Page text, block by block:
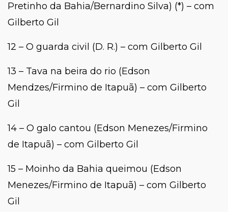
Pretinho da Bahia/Bernardino Silva) (*) – com
Gilberto Gil
12 – O guarda civil (D. R.) – com Gilberto Gil
13 – Tava na beira do rio (Edson
Mendzes/Firmino de Itapuã) – com Gilberto
Gil
14 – O galo cantou (Edson Menezes/Firmino
de Itapuã) – com Gilberto Gil
15 – Moinho da Bahia queimou (Edson
Menezes/Firmino de Itapuã) – com Gilberto
Gil